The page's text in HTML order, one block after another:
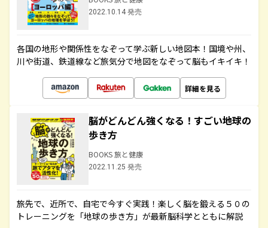
2022.10.14 発売
各国の地形や関係性をなぞって学ぶ新しい地図本！国境や州、
川や街道、鉄道線など旅気分で地図をなぞって脳もイキイキ！
詳細を見る
脳がどんどん強くなる！すごい地球の
歩き方
BOOKS 旅と健康
2022.11.25 発売
旅先で、近所で、自宅で今すぐ実践！楽しく脳を鍛える５０の
トレーニングを「地球の歩き方」が最新脳科学とともに解説